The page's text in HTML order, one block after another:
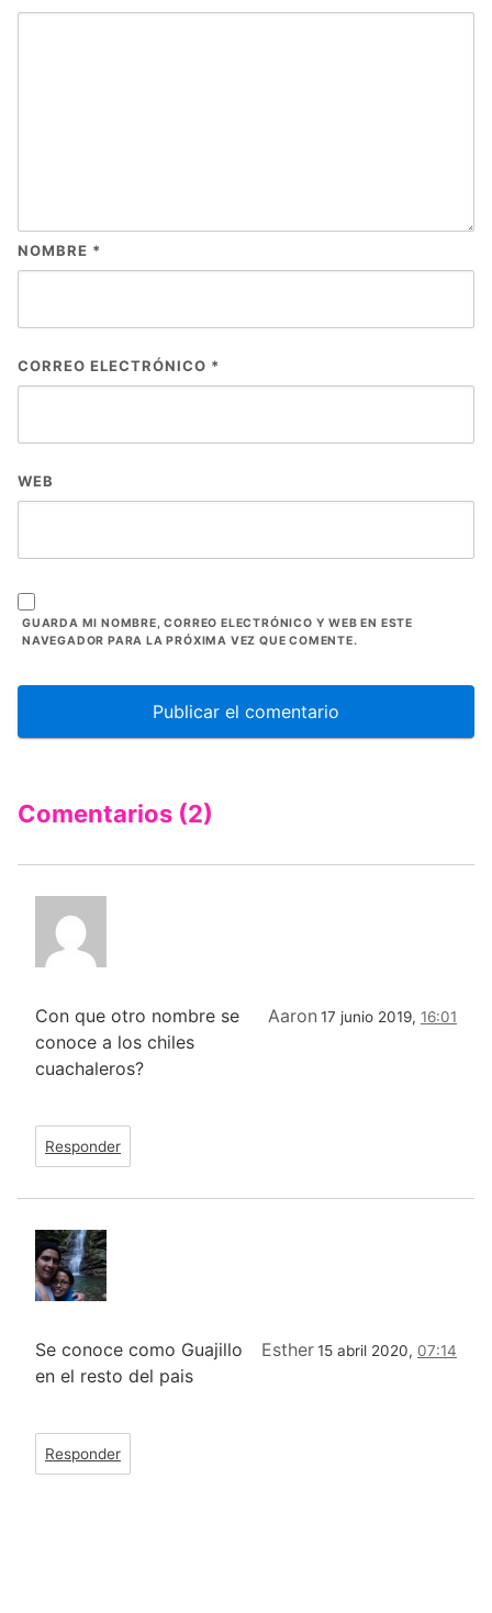
NOMBRE *
CORREO ELECTRÓNICO *
WEB
GUARDA MI NOMBRE, CORREO ELECTRÓNICO Y WEB EN ESTE
NAVEGADOR PARA LA PRÓXIMA VEZ QUE COMENTE.
Comentarios (2)
Aaron 17 junio 2019, 16:01
Con que otro nombre se
conoce a los chiles
cuachaleros?
Responder
Esther15 abril 2020, 07:14
Se conoce como Guajillo
en el resto del pais
Responder